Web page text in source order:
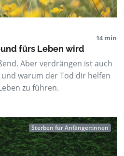
14 min
fürs Leben wird
Aber verdrängen ist auch
warum der Tod dir helfen
zu führen.
Sterben für Anfänger:innen